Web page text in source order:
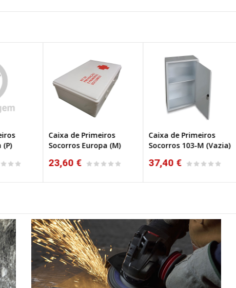
Caixa de Primeiros
Socorros Europa (M)
23,60 €
Caixa de Primeiros
Socorros 103-M (Vazia)
37,40 €